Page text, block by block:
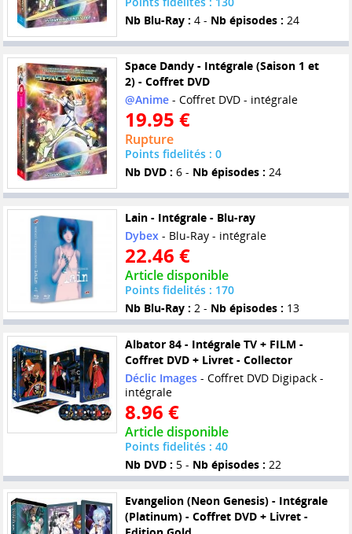
Nb Blu-Ray : 4 - Nb épisodes : 24
Space Dandy - Intégrale (Saison 1 et
2) - Coffret DVD
@Anime- Coffret DVD - intégrale
19.95 €
Rupture
Points fidelités : 0
Nb DVD : 6 - Nb épisodes : 24
Lain - Intégrale - Blu-ray
Dybex- Blu-Ray - intégrale
22.46 €
Article disponible
Points fidelités : 170
Nb Blu-Ray : 2 - Nb épisodes : 13
Albator 84 - Intégrale TV + FILM -
Coffret DVD + Livret - Collector
Déclic Images- Coffret DVD Digipack -
intégrale
8.96 €
Article disponible
Points fidelités : 40
Nb DVD : 5 - Nb épisodes : 22
Evangelion (Neon Genesis) - Intégrale
(Platinum) - Coffret DVD + Livret -